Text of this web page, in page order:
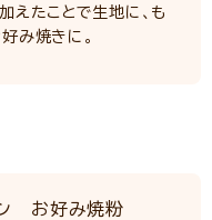
えたことで生地に、も
み焼きに。
お好み焼粉